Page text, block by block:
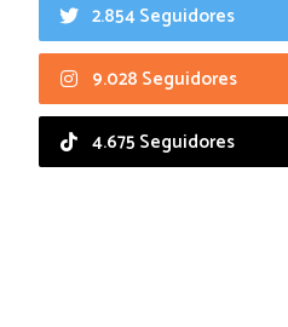
2.854 Seguidores
9.028 Seguidores
4.675 Seguidores